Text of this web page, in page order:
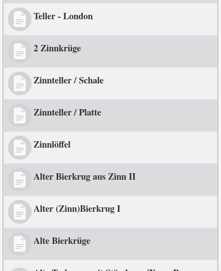
Teller - London
2 Zinnkrüge
Zinnteller / Schale
Zinnteller / Platte
Zinnlöffel
Alter Bierkrug aus Zinn II
Alter (Zinn)Bierkrug I
Alte Bierkrüge